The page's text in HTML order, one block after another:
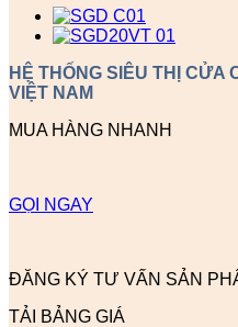
HỆ THỐNG SIÊU THỊ CỬA
VIỆT NAM
MUA HÀNG NHANH
GỌI NGAY
ĐĂNG KÝ TƯ VẤN SẢN
TẢI BẢNG GIÁ